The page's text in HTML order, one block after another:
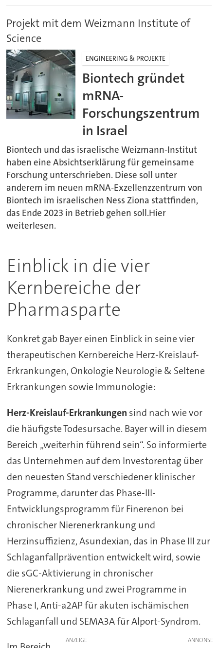
Projekt mit dem Weizmann Institute of
Science
ENGINEERING & PROJEKTE
Biontech gründet
mRNA-
Forschungszentrum
in Israel
Biontech und das israelische Weizmann-Institut
haben eine Absichtserklärung für gemeinsame
Forschung unterschrieben. Diese soll unter
anderem im neuen mRNA-Exzellenzzentrum von
Biontech im israelischen Ness Ziona stattfinden,
das Ende 2023 in Betrieb gehen soll.Hier
weiterlesen.
Einblick in die vier
Kernbereiche der
Pharmasparte
Konkret gab Bayer einen Einblick in seine vier
therapeutischen Kernbereiche Herz-Kreislauf-
Erkrankungen, Onkologie Neurologie & Seltene
Erkrankungen sowie Immunologie:
Herz-Kreislauf-Erkrankungen sind nach wie vor
die häufigste Todesursache. Bayer will in diesem
Bereich „weiterhin führend sein“. So informierte
das Unternehmen auf dem Investorentag über
den neuesten Stand verschiedener klinischer
Programme, darunter das Phase-III-
Entwicklungsprogramm für Finerenon bei
chronischer Nierenerkrankung und
Herzinsuffizienz, Asundexian, das in Phase III zur
Schlaganfallprävention entwickelt wird, sowie
die sGC-Aktivierung in chronischer
Nierenerkrankung und zwei Programme in
Phase I, Anti-a2AP für akuten ischämischen
Schlaganfall und SEMA3A für Alport-Syndrom.
ANZEIGE